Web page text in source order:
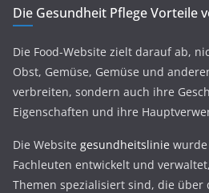
Die Gesundheit Pflege Vorteile
Die Food-Website zielt darauf ab,
Obst, Gemüse, Gemüse und
verbreiten, sondern auch ihre
Eigenschaften und ihre
Die Website gesundheitslinie wurde
Fachleuten entwickelt und
Themen spezialisiert sind, die über